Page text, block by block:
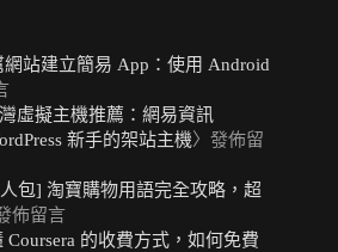
網站建立簡易 App：使用 Android
虛擬主機推薦：網易資訊
新手的架站主機〉發佈留
包] 淘寶購物用語完全攻略，超
佈留言
Coursera 的收費方式，如何免費